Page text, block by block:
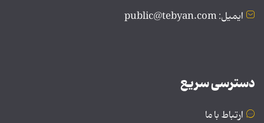
ایمیل: public@tebyan.com
دسترسی سریع
ارتباط با ما